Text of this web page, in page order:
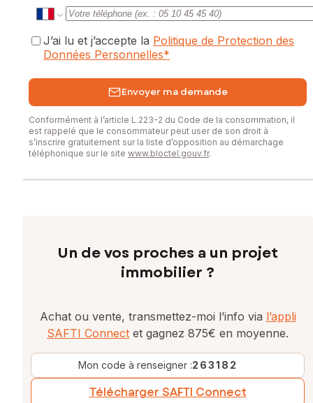
J’ai lu et j’accepte la Politique de Protection des
Données Personnelles*
Envoyer ma demande
Conformément à l’article L.223-2 du Code de la consommation, il
est rappelé que le consommateur peut user de son droit à
s’inscrire gratuitement sur la liste d’opposition au démarchage
téléphonique sur le site www.bloctel.gouv.fr.
Un de vos proches a un projet
immobilier ?
Achat ou vente, transmettez-moi l’info via l’appli
SAFTI Connect et gagnez 875€ en moyenne.
Mon code à renseigner :263182
Télécharger SAFTI Connect